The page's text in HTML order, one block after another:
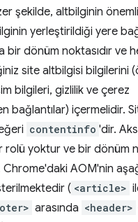
şekilde, altbilginin
yerleştirildiği yere
bir dönüm noktasıdır ve
site altbilgisi bilgilerini
bilgileri, gizlilik ve çerez
bağlantılar) içermelidir.
contentinfo 'dir.
yoktur ve bir dönüm
AOM'nin
( <article>
arasında <header>